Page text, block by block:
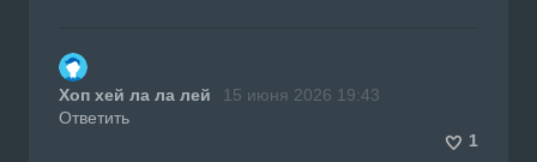
Хоп хей ла ла лей
15 июня 2026 19:43
Ответить
1